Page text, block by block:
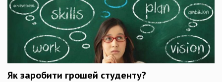
Як заробити грошей студенту?